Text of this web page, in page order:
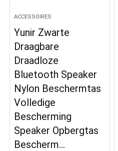
ACCESSOIRES
Yunir Zwarte
Draagbare
Draadloze
Bluetooth Speaker
Nylon Beschermtas
Volledige
Bescherming
Speaker Opbergtas
Bescherm…